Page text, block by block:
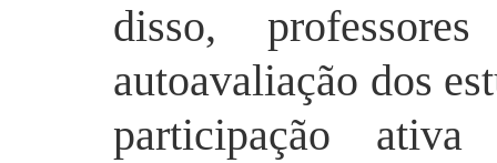
disso,
autoavaliação dos
participação